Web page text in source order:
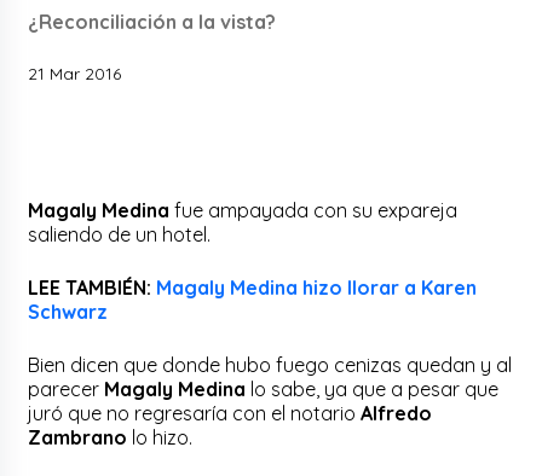
¿Reconciliación a la vista?
21 Mar 2016
Magaly Medina fue ampayada con su expareja
saliendo de un hotel.
LEE TAMBIÉN: Magaly Medina hizo llorar a Karen
Schwarz
Bien dicen que donde hubo fuego cenizas quedan y al
parecer Magaly Medina lo sabe, ya que a pesar que
juró que no regresaría con el notarioAlfredo
Zambrano lo hizo.